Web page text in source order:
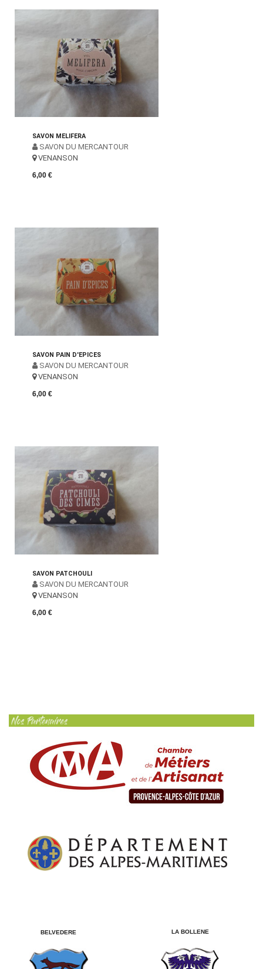
SAVON MELIFERA
SAVON DU MERCANTOUR
VENANSON
6,00 €
SAVON PAIN D'EPICES
SAVON DU MERCANTOUR
VENANSON
6,00 €
SAVON PATCHOULI
SAVON DU MERCANTOUR
VENANSON
6,00 €
BELVEDERE LA BOLLENE